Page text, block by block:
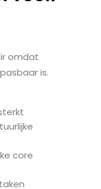
omdat
is.
core